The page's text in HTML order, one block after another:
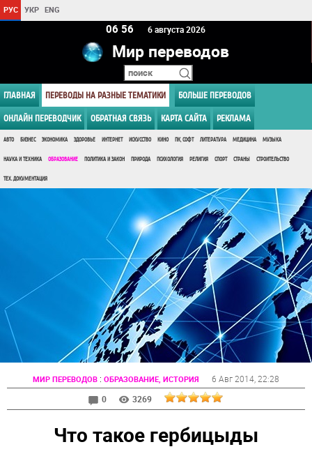
РУС УКР ENG
06:56 6 августа 2026
Мир переводов
ГЛАВНАЯ ПЕРЕВОДЫ НА РАЗНЫЕ ТЕМАТИКИ БОЛЬШЕ ПЕРЕВОДОВ
ОНЛАЙН ПЕРЕВОДЧИК ОБРАТНАЯ СВЯЗЬ КАРТА САЙТА РЕКЛАМА
АВТО БИЗНЕС ЭКОНОМИКА ЗДОРОВЬЕ ИНТЕРНЕТ ИСКУССТВО КИНО ПК, СОФТ ЛИТЕРАТУРА МЕДИЦИНА МУЗЫКА
НАУКА И ТЕХНИКА ОБРАЗОВАНИЕ ПОЛИТИКА И ЗАКОН ПРИРОДА ПСИХОЛОГИЯ РЕЛИГИЯ СПОРТ СТРАНЫ СТРОИТЕЛЬСТВО
ТЕХ. ДОКУМЕНТАЦИЯ
МИР ПЕРЕВОДОВ : ОБРАЗОВАНИЕ, ИСТОРИЯ 6 Авг 2014 , 22:28
0
3269
Что такое гербицыды